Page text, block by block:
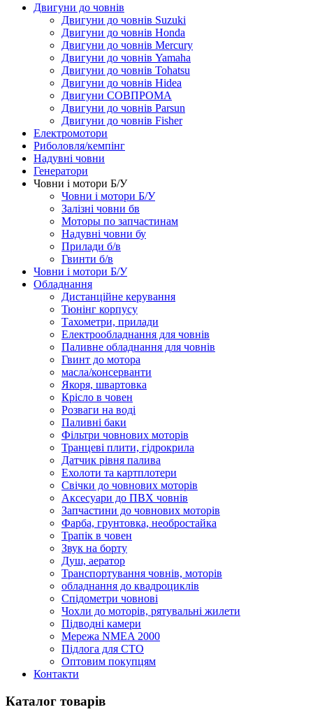
Двигуни до човнів
Двигуни до човнів Suzuki
Двигуни до човнів Honda
Двигуни до човнів Mercury
Двигуни до човнів Yamaha
Двигуни до човнів Tohatsu
Двигуни до човнів Hidea
Двигуни СОВПРОМА
Двигуни до човнів Parsun
Двигуни до човнів Fisher
Електромотори
Риболовля/кемпінг
Надувні човни
Генератори
Човни і мотори Б/У
Човни і мотори Б/У
Залізні човни бв
Моторы по запчастинам
Надувні човни бу
Прилади б/в
Гвинти б/в
Човни і мотори Б/У
Обладнання
Дистанційне керування
Тюнінг корпусу
Тахометри, прилади
Електрообладнання для човнів
Паливне обладнання для човнів
Гвинт до мотора
масла/консерванти
Якоря, швартовка
Крісло в човен
Розваги на воді
Паливні баки
Фільтри човнових моторів
Транцеві плити, гідрокрила
Датчик рівня палива
Ехолоти та картплотери
Cвічки до човнових моторів
Аксесуари до ПВХ човнів
Запчастини до човнових моторів
Фарба, грунтовка, необростайка
Трапік в човен
Звук на борту
Душ, аератор
Транспортування човнів, моторів
обладнання до квадроциклів
Спідометри човнові
Чохли до моторів, рятувальні жилети
Підводні камери
Мережа NMEA 2000
Підлога для СТО
Оптовим покупцям
Контакти
Каталог товарів